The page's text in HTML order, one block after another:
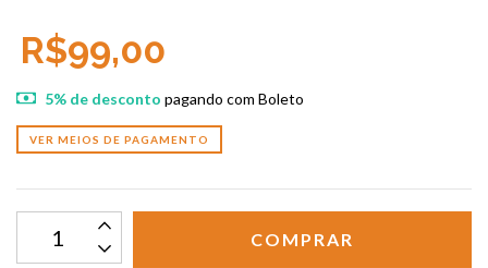
R$99,00
5% de desconto pagando com Boleto
VER MEIOS DE PAGAMENTO